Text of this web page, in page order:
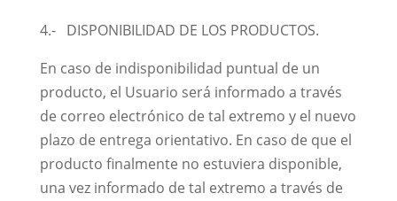
4.- DISPONIBILIDAD DE LOS PRODUCTOS.
En caso de indisponibilidad puntual de un
producto, el Usuario será informado a través
de correo electrónico de tal extremo y el nuevo
plazo de entrega orientativo. En caso de que el
producto finalmente no estuviera disponible,
una vez informado de tal extremo a través de